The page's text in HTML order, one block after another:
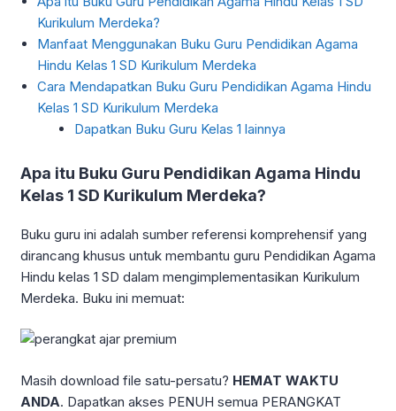
Kurikulum Merdeka?
Manfaat Menggunakan Buku Guru Pendidikan Agama
Hindu Kelas 1 SD Kurikulum Merdeka
Cara Mendapatkan Buku Guru Pendidikan Agama Hindu
Kelas 1 SD Kurikulum Merdeka
Dapatkan Buku Guru Kelas 1 lainnya
Apa itu Buku Guru Pendidikan Agama Hindu
Kelas 1 SD Kurikulum Merdeka?
Buku guru ini adalah sumber referensi komprehensif yang
dirancang khusus untuk membantu guru Pendidikan Agama
Hindu kelas 1 SD dalam mengimplementasikan Kurikulum
Merdeka. Buku ini memuat:
Masih download file satu-persatu? HEMAT WAKTU
ANDA. Dapatkan akses PENUH semua PERANGKAT